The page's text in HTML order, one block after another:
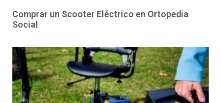
Comprar un Scooter Eléctrico en Ortopedia
Social